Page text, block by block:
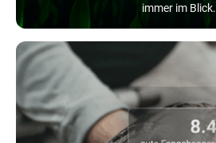
immer im Blick.